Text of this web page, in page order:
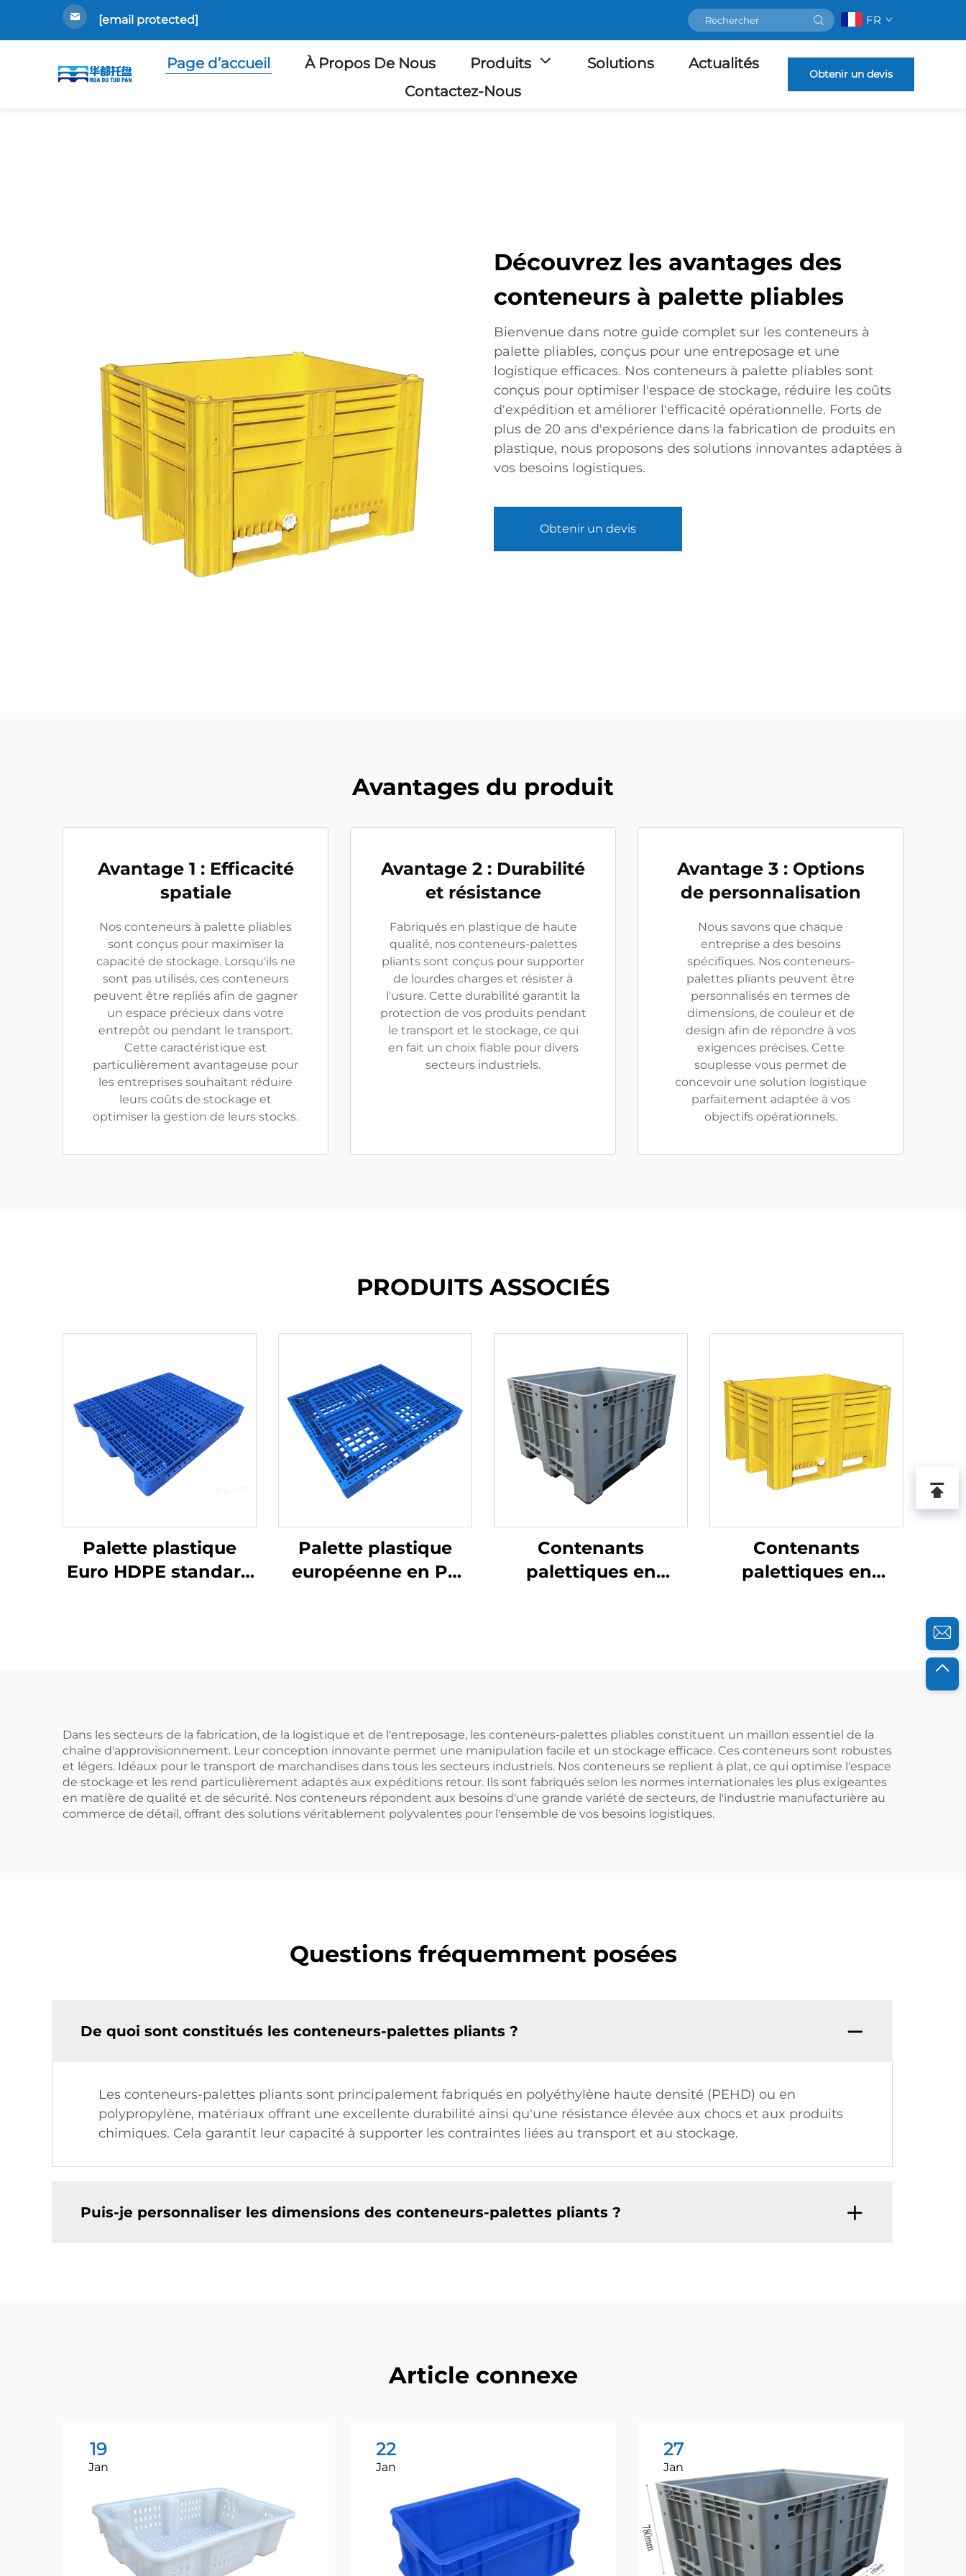
[email protected] FR
Page d’accueil À Propos De Nous Produits Solutions
Actualités
Contactez-Nous
Obtenir un devis
Découvrez les avantages des
conteneurs à palette pliables
Bienvenue dans notre guide complet sur les conteneurs à
palette pliables, conçus pour une entreposage et une
logistique efficaces. Nos conteneurs à palette pliables sont
conçus pour optimiser l'espace de stockage, réduire les coûts
d'expédition et améliorer l'efficacité opérationnelle. Forts de
plus de 20 ans d'expérience dans la fabrication de produits en
plastique, nous proposons des solutions innovantes adaptées à
vos besoins logistiques.
Obtenir un devis
Avantages du produit
Avantage 1 : Efficacité
spatiale
Nos conteneurs à palette pliables
sont conçus pour maximiser la
capacité de stockage. Lorsqu'ils ne
sont pas utilisés, ces conteneurs
peuvent être repliés afin de gagner
un espace précieux dans votre
entrepôt ou pendant le transport.
Cette caractéristique est
particulièrement avantageuse pour
les entreprises souhaitant réduire
leurs coûts de stockage et
optimiser la gestion de leurs stocks.
Avantage 2 : Durabilité
et résistance
Fabriqués en plastique de haute
qualité, nos conteneurs-palettes
pliants sont conçus pour supporter
de lourdes charges et résister à
l'usure. Cette durabilité garantit la
protection de vos produits pendant
le transport et le stockage, ce qui
en fait un choix fiable pour divers
secteurs industriels.
Avantage 3 : Options
de personnalisation
Nous savons que chaque
entreprise a des besoins
spécifiques. Nos conteneurs-
palettes pliants peuvent être
personnalisés en termes de
dimensions, de couleur et de
design afin de répondre à vos
exigences précises. Cette
souplesse vous permet de
concevoir une solution logistique
parfaitement adaptée à vos
objectifs opérationnels.
PRODUITS ASSOCIÉS
Palette plastique
Euro HDPE standard
Palette plastique
européenne en PE
Contenants
palettiques en
Contenants
palettiques en
Dans les secteurs de la fabrication, de la logistique et de l'entreposage, les conteneurs-palettes pliables constituent un maillon essentiel de la
chaîne d'approvisionnement. Leur conception innovante permet une manipulation facile et un stockage efficace. Ces conteneurs sont robustes
et légers. Idéaux pour le transport de marchandises dans tous les secteurs industriels. Nos conteneurs se replient à plat, ce qui optimise l'espace
de stockage et les rend particulièrement adaptés aux expéditions retour. Ils sont fabriqués selon les normes internationales les plus exigeantes
en matière de qualité et de sécurité. Nos conteneurs répondent aux besoins d'une grande variété de secteurs, de l'industrie manufacturière au
commerce de détail, offrant des solutions véritablement polyvalentes pour l'ensemble de vos besoins logistiques.
Questions fréquemment posées
De quoi sont constitués les conteneurs-palettes pliants ?
Les conteneurs-palettes pliants sont principalement fabriqués en polyéthylène haute densité (PEHD) ou en
polypropylène, matériaux offrant une excellente durabilité ainsi qu'une résistance élevée aux chocs et aux produits
chimiques. Cela garantit leur capacité à supporter les contraintes liées au transport et au stockage.
Puis-je personnaliser les dimensions des conteneurs-palettes pliants ?
Article connexe
19
Jan
22
Jan
27
Jan